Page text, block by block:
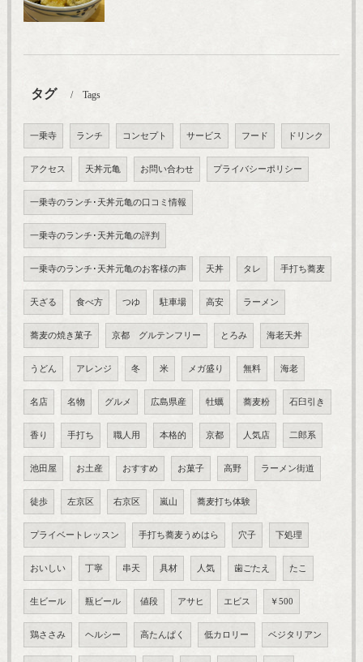
タグ Tags
一乗寺 ランチ コンセプト サービス フード ドリンク
アクセス 天丼元亀 お問い合わせ プライバシーポリシー
一乗寺のランチ･天丼元亀の口コミ情報
一乗寺のランチ･天丼元亀の評判
一乗寺のランチ･天丼元亀のお客様の声 天丼 タレ 手打ち蕎麦
天ざる 食べ方 つゆ 駐車場 高安 ラーメン
蕎麦の焼き菓子 京都 グルテンフリー とろみ 海老天丼
うどん アレンジ 冬 米 メガ盛り 無料 海老
名店 名物 グルメ 広島県産 牡蠣 蕎麦粉 石臼引き
香り 手打ち 職人用 本格的 京都 人気店 二郎系
池田屋 お土産 おすすめ お菓子 高野 ラーメン街道
徒歩 左京区 右京区 嵐山 蕎麦打ち体験
プライベートレッスン 手打ち蕎麦うめはら 穴子 下処理
おいしい 丁寧 串天 具材 人気 歯ごたえ たこ
生ビール 瓶ビール 値段 アサヒ エビス ￥500
鶏ささみ ヘルシー 高たんぱく 低カロリー ベジタリアン